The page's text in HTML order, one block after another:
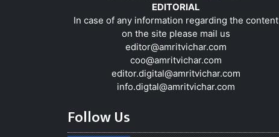
EDITORIAL
In case of any information regarding the content
on the site please mail us
editor@amritvichar.com
coo@amritvichar.com
editor.digital@amritvichar.com
info.digtal@amritvichar.com
Follow Us